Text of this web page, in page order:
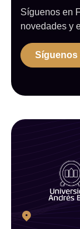
Síguenos en
novedades y
Síguenos